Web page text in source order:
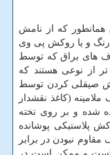
همانطور که از نامش
رنگ و یا روکش پی وی
های براق که توسط
­تر از نوعی هستند که
صیقلی کردن توسط
(کاغذ نقش­دار
شده و بر روی تخته
پلاستیکی پوشانده
نبودن در برابر
است و ممکن است در